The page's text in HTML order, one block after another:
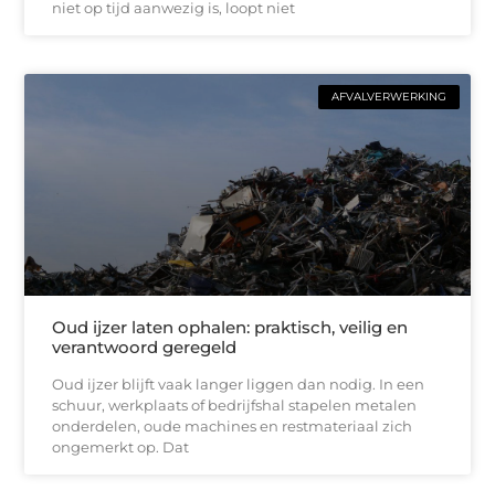
niet op tijd aanwezig is, loopt niet
AFVALVERWERKING
Oud ijzer laten ophalen: praktisch, veilig en
verantwoord geregeld
Oud ijzer blijft vaak langer liggen dan nodig. In een
schuur, werkplaats of bedrijfshal stapelen metalen
onderdelen, oude machines en restmateriaal zich
ongemerkt op. Dat